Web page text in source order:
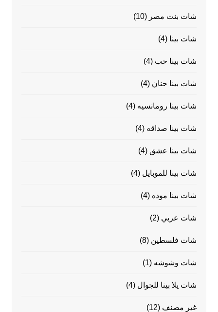
شات بنت مصر (10)
شات بينا (4)
شات بينا حب (4)
شات بينا حنان (4)
شات بينا رومانسيه (4)
شات بينا صداقه (4)
شات بينا عشق (4)
شات بينا للموبايل (4)
شات بينا موده (4)
شات عربي (2)
شات فلسطين (8)
شات وشوشه (1)
شات يلا بينا للجوال (4)
غير مصنف (12)